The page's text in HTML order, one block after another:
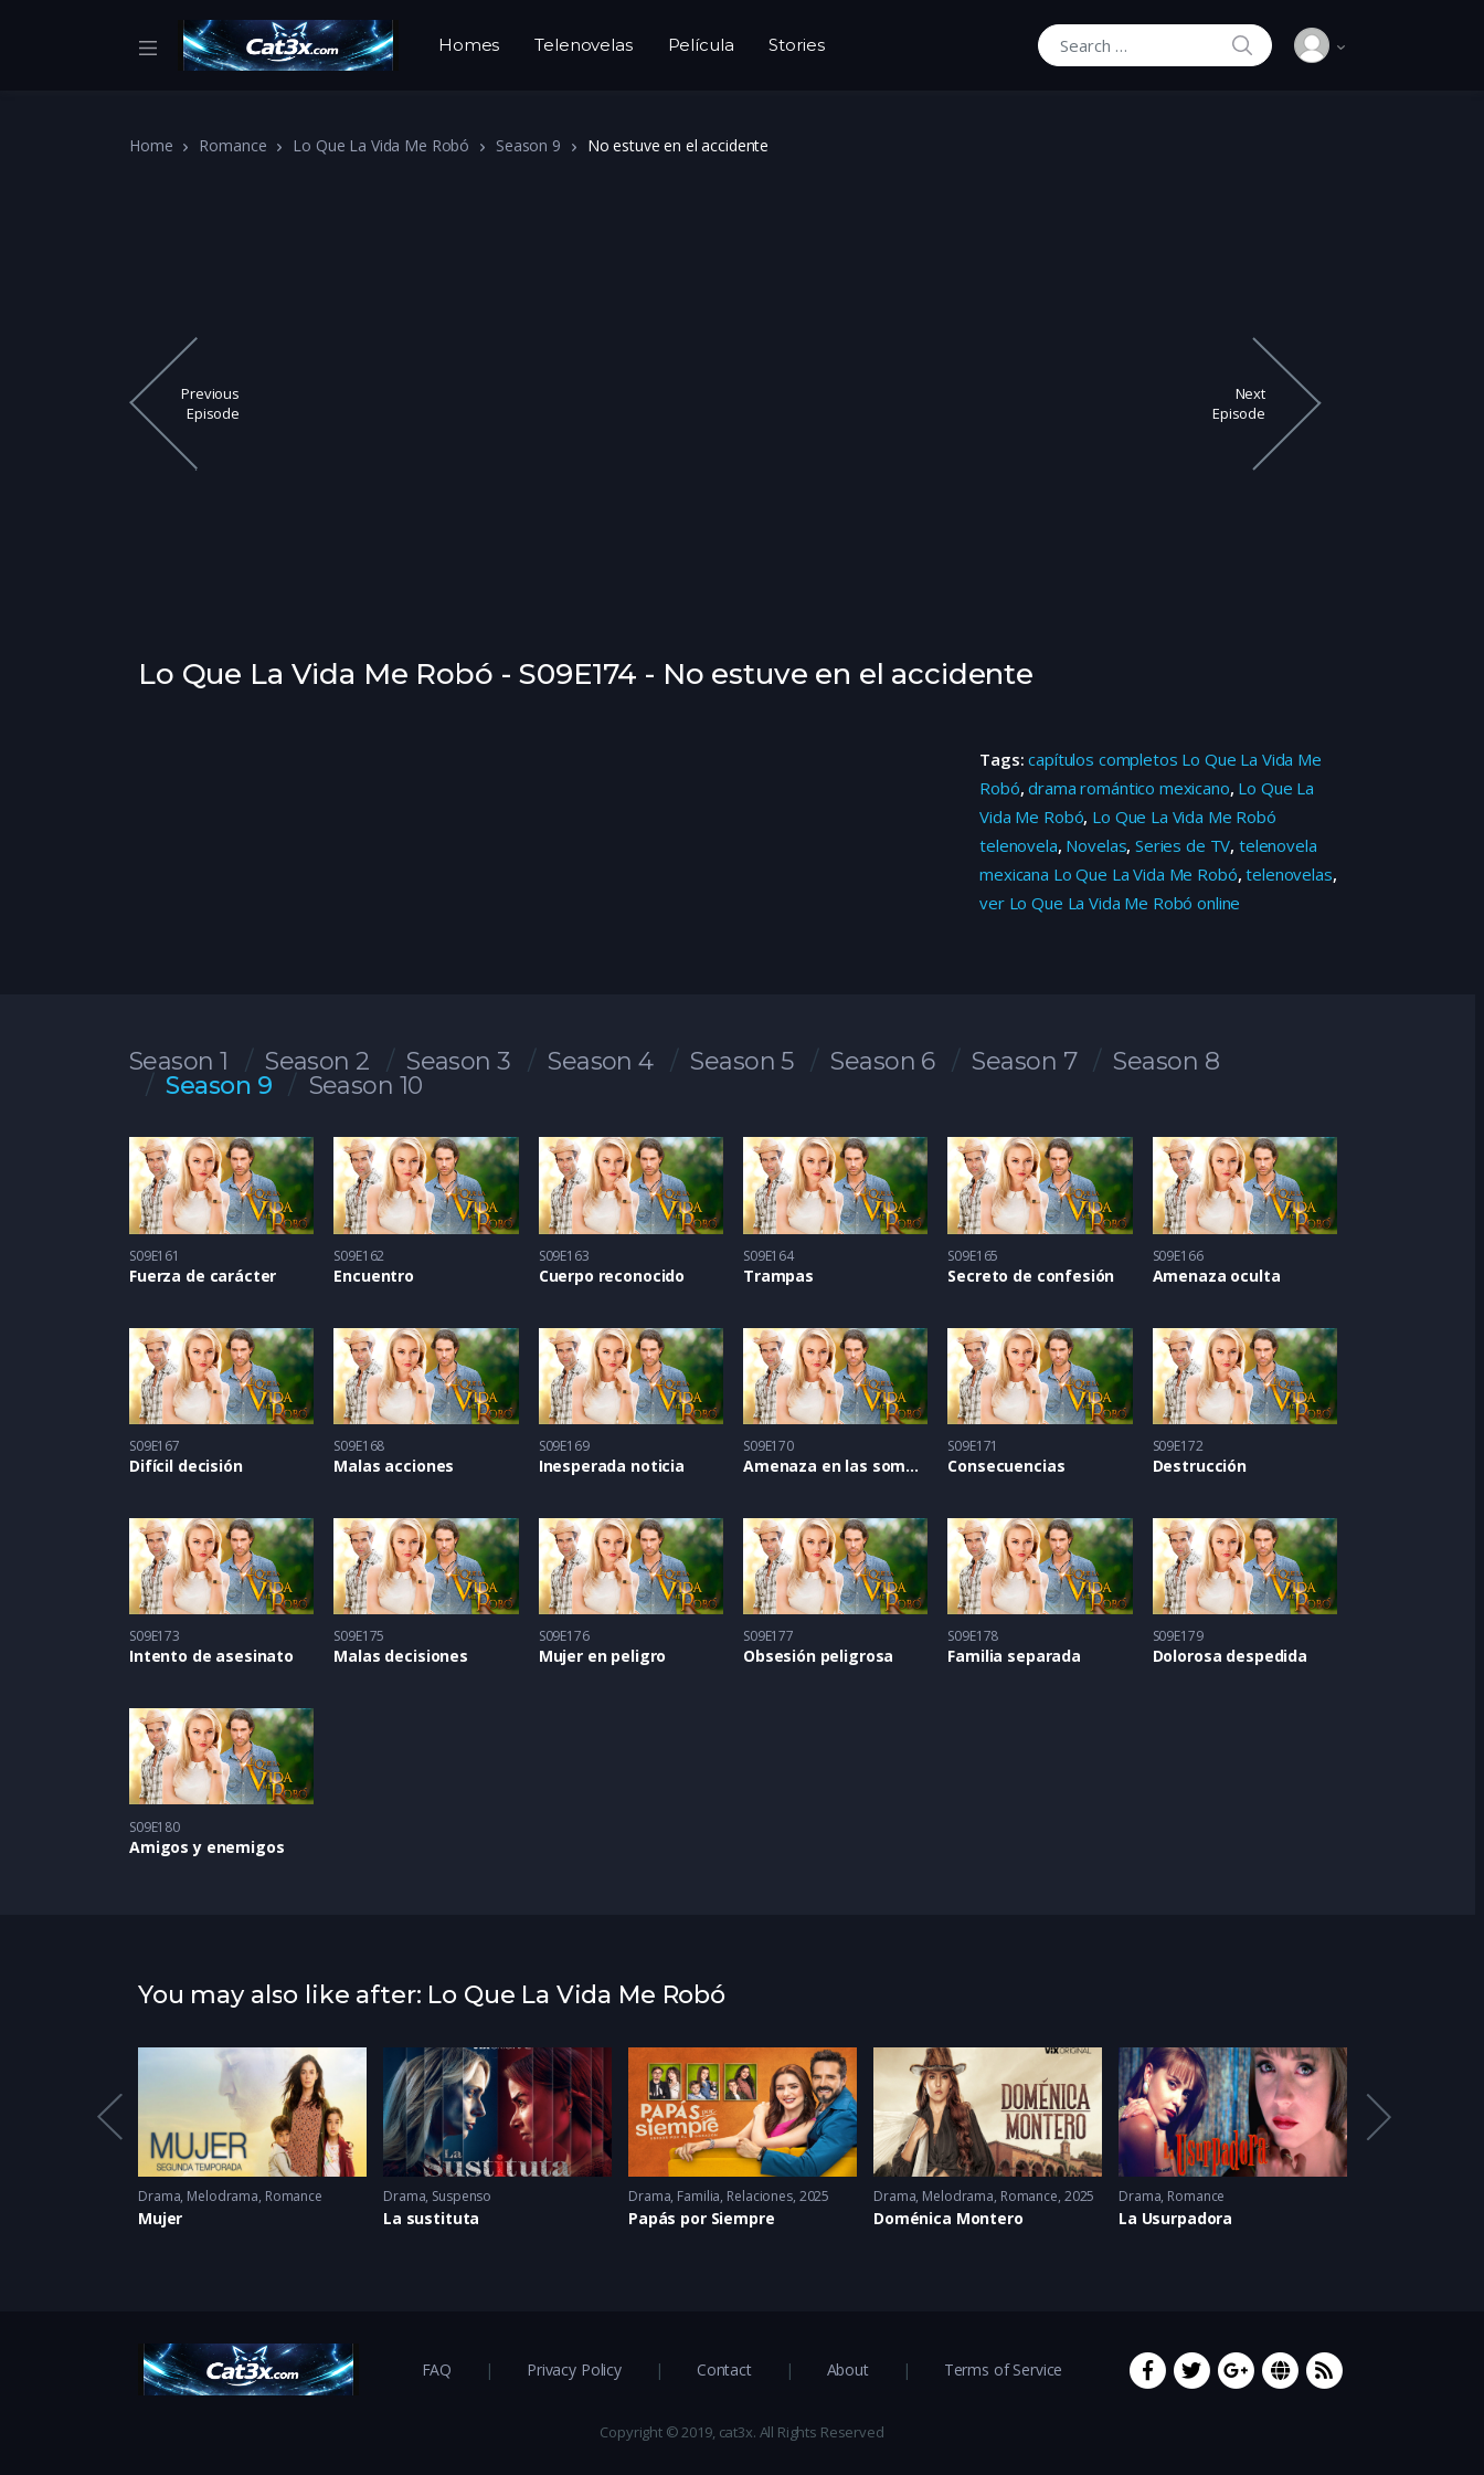
Homes Telenovelas Película Stories
Search for:
SEARCH
Home Romance Lo Que La Vida Me Robó Season 9 No estuve en el accidente
Previous
Episode
Next
Episode
Lo Que La Vida Me Robó - S09E174 - No estuve en el accidente
Tags:capítulos completos Lo Que La Vida Me
Robó,drama romántico mexicano, Lo Que La
Vida Me Robó, Lo Que La Vida Me Robó
telenovela, Novelas,Series de TV, telenovela
mexicana Lo Que La Vida Me Robó,telenovelas,
ver Lo Que La Vida Me Robó online
Season 1 Season 2 Season 3 Season 4 Season 5 Season 6 Season 7
Season 8
Season 9
Season 10
S09E161
Fuerza de carácter
S09E162
Encuentro
S09E163
Cuerpo reconocido
S09E164
Trampas
S09E165
Secreto de confesión
S09E166
Amenaza oculta
S09E167
Difícil decisión
S09E168
Malas acciones
S09E169
Inesperada noticia
S09E170
Amenaza en las sombras
S09E171
Consecuencias
S09E172
Destrucción
S09E173
Intento de asesinato
S09E175
Malas decisiones
S09E176
Mujer en peligro
S09E177
Obsesión peligrosa
S09E178
Familia separada
S09E179
Dolorosa despedida
S09E180
Amigos y enemigos
You may also like after: Lo Que La Vida Me Robó
Drama, Melodrama, Romance
Mujer
Drama, Suspenso
La sustituta
Drama, Familia, Relaciones 2025
Papás por Siempre
Drama, Melodrama, Romance 2025
Doménica Montero
Drama, Romance
La Usurpadora
FAQ Privacy Policy Contact About Terms of Service
Copyright © 2019, cat3x. All Rights Reserved